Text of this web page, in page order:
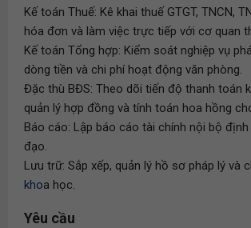
Kế toán Thuế: Kê khai thuế GTGT, TNCN,
hóa đơn và làm việc trực tiếp với cơ quan
Kế toán Tổng hợp: Kiểm soát nghiệp vụ
dòng tiền và chi phí hoạt động văn phòng.
Đặc thù BĐS: Theo dõi tiến độ thanh toán
quản lý hợp đồng và tính toán hoa hồng
Báo cáo: Lập báo cáo tài chính nội bộ định
đạo.
Lưu trữ: Sắp xếp, quản lý hồ sơ pháp lý và
khoa học.
Yêu cầu